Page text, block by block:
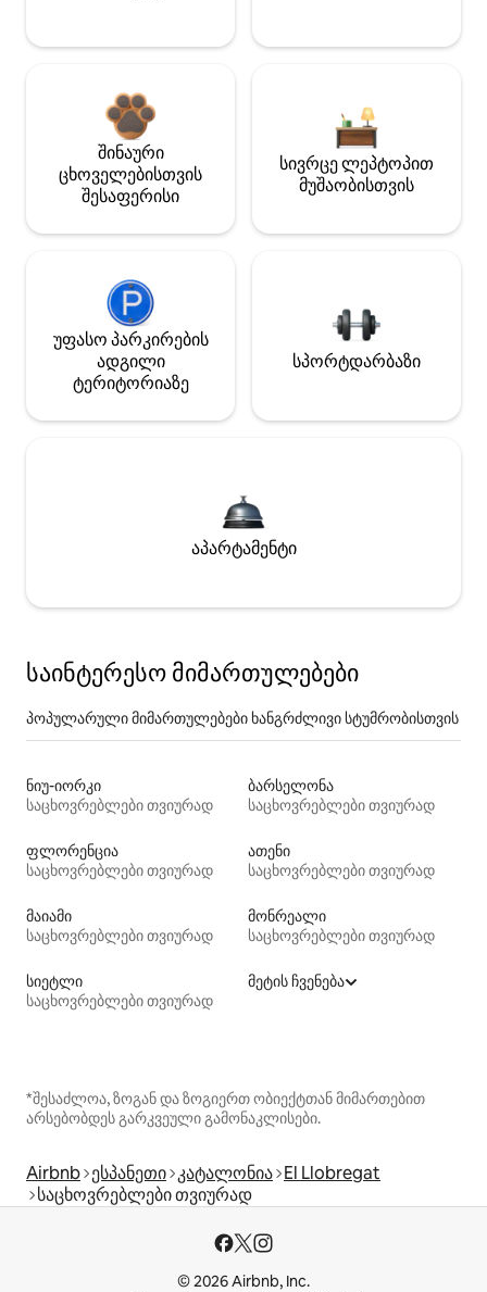
შინაური
ცხოველებისთვის
შესაფერისი
სივრცე ლეპტოპით
მუშაობისთვის
უფასო პარკირების
ადგილი
ტერიტორიაზე
სპორტდარბაზი
აპარტამენტი
საინტერესო მიმართულებები
პოპულარული მიმართულებები ხანგრძლივი სტუმრობისთვის
ნიუ-იორკი
საცხოვრებლები თვიურად
ბარსელონა
საცხოვრებლები თვიურად
ფლორენცია
საცხოვრებლები თვიურად
ათენი
საცხოვრებლები თვიურად
მაიამი
საცხოვრებლები თვიურად
მონრეალი
საცხოვრებლები თვიურად
სიეტლი
საცხოვრებლები თვიურად
მეტის ჩვენება
*შესაძლოა, ზოგან და ზოგიერთ ობიექტთან მიმართებით
არსებობდეს გარკვეული გამონაკლისები.
Airbnb ესპანეთი კატალონია El Llobregat
საცხოვრებლები თვიურად
© 2026 Airbnb, Inc.